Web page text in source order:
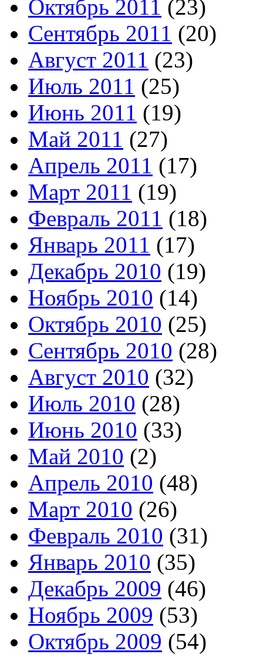
Октябрь 2011 (23)
Сентябрь 2011 (20)
Август 2011 (23)
Июль 2011 (25)
Июнь 2011 (19)
Май 2011 (27)
Апрель 2011 (17)
Март 2011 (19)
Февраль 2011 (18)
Январь 2011 (17)
Декабрь 2010 (19)
Ноябрь 2010 (14)
Октябрь 2010 (25)
Сентябрь 2010 (28)
Август 2010 (32)
Июль 2010 (28)
Июнь 2010 (33)
Май 2010 (2)
Апрель 2010 (48)
Март 2010 (26)
Февраль 2010 (31)
Январь 2010 (35)
Декабрь 2009 (46)
Ноябрь 2009 (53)
Октябрь 2009 (54)